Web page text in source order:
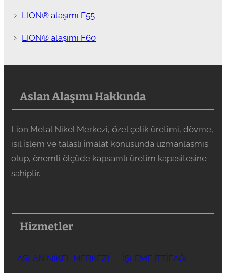
﹥ LION® alaşımı F55
﹥ LION® alaşımı F60
Aslan Alaşımı Hakkında
Lion Metal Nikel Merkezi, özel çelik üretimi, dövme,
ısıl işlem ve talaşlı imalat konusunda uzmanlaşmış
olup, önemli ölçüde kapsamlı üretim kapasitesine
sahiptir.
Hizmetler
ASLAN NİKEL MERKEZİ İŞLEME İTTİFAĞI